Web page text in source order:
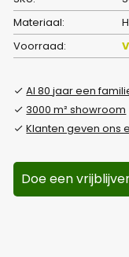
Materiaal:
Voorraad:
Al 80 jaar een
3000 m² showroom
Klanten geven ons
Doe een